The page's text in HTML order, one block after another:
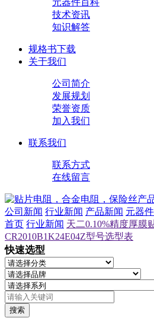
元器件百科
技术资讯
知识解答
规格书下载
关于我们
公司简介
发展规划
荣誉资质
加入我们
联系我们
联系方式
在线留言
公司新闻 行业新闻 产品新闻 元器
首页 行业新闻 天二0.10%精度厚膜
CR2010B1K24E04Z型号选型表
快速选型
搜索